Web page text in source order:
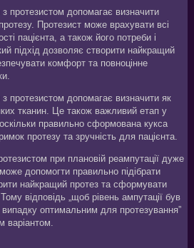
з протезистом допомагає визначити
Протезист може врахувати всі
пацієнта, а також його потреби і
підхід дозволяє створити найкращий
комфорт та повноцінне
з протезистом допомагає визначити як
тканин. Це також важливий етап у
правильно сформована кукса
протезу та зручність для пацієнта.
при плановій реампутації дуже
допомогти правильно підібрати
найкращий протез та сформувати
відповідь „щоб рівень ампутації був
оптимальним для протезування”
варіантом.